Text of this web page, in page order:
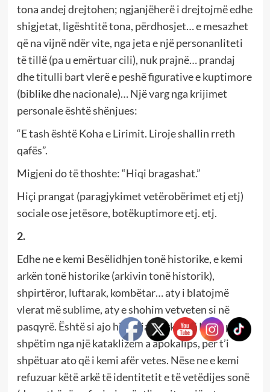
tona andej drejtohen; ngjanjëherë i drejtojmë edhe
shigjetat, ligështitë tona, përdhosjet… e mesazhet
që na vijnë ndër vite, nga jeta e një personanliteti
të tillë (pa u emërtuar cili), nuk prajnë… prandaj
dhe titulli bart vlerë e peshë figurative e kuptimore
(biblike dhe nacionale)… Një varg nga krijimet
personale është shënjues:
“E tash është Koha e Lirimit. Liroje shallin rreth
qafës”.
Migjeni do të thoshte: “Hiqi bragashat.”
Hiçi prangat (paragjykimet vetërobërimet etj etj)
sociale ose jetësore, botëkuptimore etj. etj.
2.
Edhe ne e kemi Besëlidhjen tonë historike, e kemi
arkën tonë historike (arkivin tonë historik),
shpirtëror, luftarak, kombëtar… aty i blatojmë
vlerat më sublime, aty e shohim vetveten si në
pasqyrë. Është si ajo historia e Arkës së Noes për
shpëtim nga një kataklizëm a apokalips, për t’i
shpëtuar ato që i kemi afër vetes. Nëse ne e kemi
refuzuar këtë arkë të identitetit e të vetëdijes sonë